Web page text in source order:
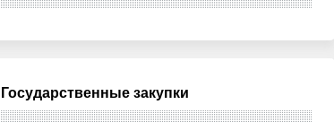
Государственные закупки